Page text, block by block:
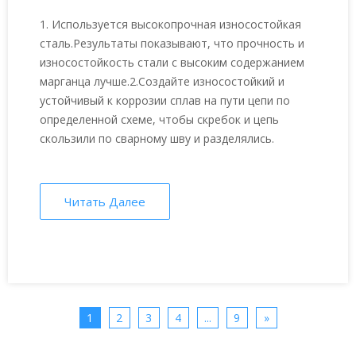
1. Используется высокопрочная износостойкая
сталь.Результаты показывают, что прочность и
износостойкость стали с высоким содержанием
марганца лучше.2.Создайте износостойкий и
устойчивый к коррозии сплав на пути цепи по
определенной схеме, чтобы скребок и цепь
скользили по сварному шву и разделялись.
Читать Далее
1 2 3 4 ... 9 »